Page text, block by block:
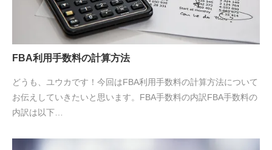
FBA利用手数料の計算方法
どうも、ユウカです！今回はFBA利用手数料の計算方法について
お伝えしていきたいと思います。FBA手数料の内訳FBA手数料の
内訳は以下…